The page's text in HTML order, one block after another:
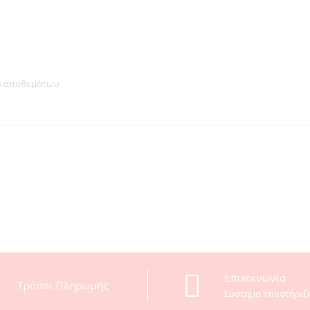
αποθεμάτων
Τρόποι Πληρωμής
Eπικοινωνία
Σύστημα